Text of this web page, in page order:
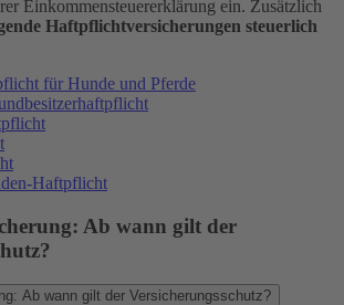
Einkommensteuererklärung ein. Zusätzlich
Haftpflichtversicherungen steuerlich
für Hunde und Pferde
Haftpflicht
Ab wann gilt der
Ab wann gilt der Versicherungsschutz?